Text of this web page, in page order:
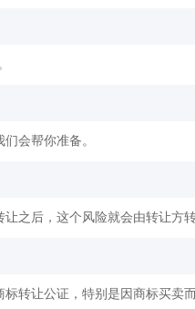
会帮你准备。
之后，这个风险就会由转让方转
转让公证，特别是因商标买卖